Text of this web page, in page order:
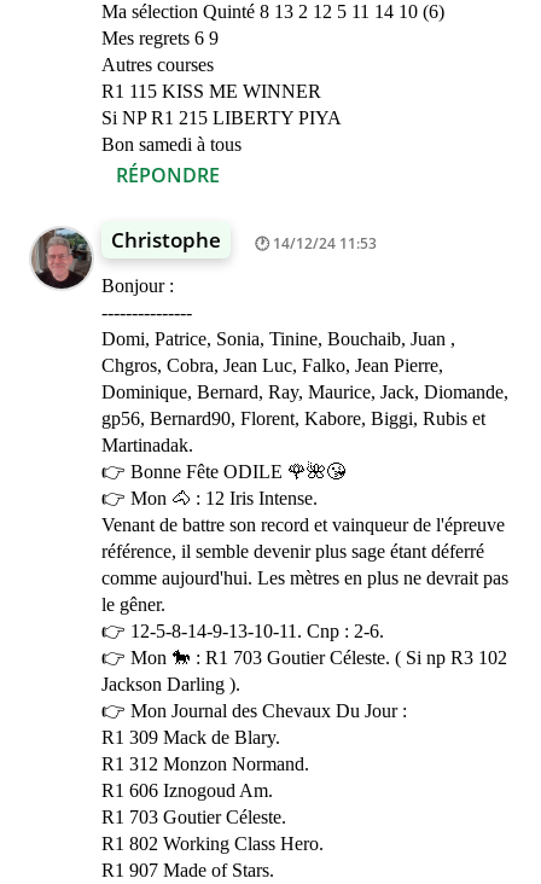
Ma sélection Quinté 8 13 2 12 5 11 14 10 (6)
Mes regrets 6 9
Autres courses
R1 115 KISS ME WINNER
Si NP R1 215 LIBERTY PIYA
Bon samedi à tous
RÉPONDRE
Christophe 14/12/24 11:53
Bonjour :
---------------
Domi, Patrice, Sonia, Tinine, Bouchaib, Juan ,
Chgros, Cobra, Jean Luc, Falko, Jean Pierre,
Dominique, Bernard, Ray, Maurice, Jack, Diomande,
gp56, Bernard90, Florent, Kabore, Biggi, Rubis et
Martinadak.
👉 Bonne Fête ODILE 🌹🌺😘
👉 Mon 🐴 : 12 Iris Intense.
Venant de battre son record et vainqueur de l'épreuve
référence, il semble devenir plus sage étant déferré
comme aujourd'hui. Les mètres en plus ne devrait pas
le gêner.
👉 12-5-8-14-9-13-10-11. Cnp : 2-6.
👉 Mon 🐎 : R1 703 Goutier Céleste. ( Si np R3 102
Jackson Darling ).
👉 Mon Journal des Chevaux Du Jour :
R1 309 Mack de Blary.
R1 312 Monzon Normand.
R1 606 Iznogoud Am.
R1 703 Goutier Céleste.
R1 802 Working Class Hero.
R1 907 Made of Stars.